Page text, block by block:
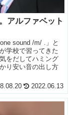
アルファベット
sound /m/ .」と
学校で習ってきた
をだしてハミング
り安い音の出し方
2022.06.13